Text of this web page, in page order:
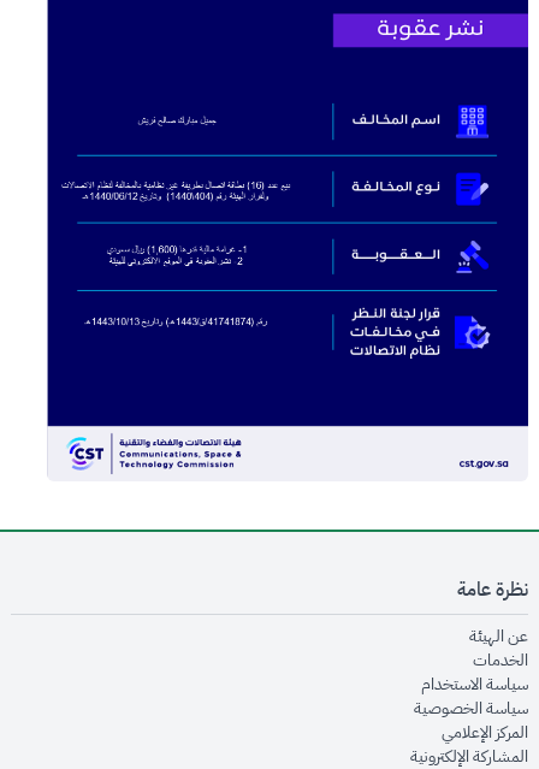
نظرة عامة
عن الهيئةopens in new window
الخدماتopens in new window
سياسة الاستخدام
سياسة الخصوصيةopens in new window
المركز الإعلاميopens in new window
المشاركة الإلكترونيةopens in new window